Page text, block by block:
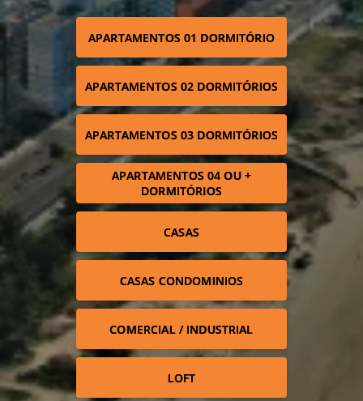
APARTAMENTOS 01 DORMITÓRIO
APARTAMENTOS 02 DORMITÓRIOS
APARTAMENTOS 03 DORMITÓRIOS
APARTAMENTOS 04 OU +
DORMITÓRIOS
CASAS
CASAS CONDOMINIOS
COMERCIAL / INDUSTRIAL
LOFT